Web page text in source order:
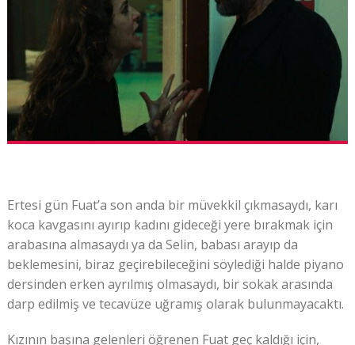
Ertesi gün Fuat’a son anda bir müvekkil çıkmasaydı, karı
koca kavgasını ayırıp kadını gideceği yere bırakmak için
arabasına almasaydı ya da Selin, babası arayıp da
beklemesini, biraz geçirebileceğini söylediği halde piyano
dersinden erken ayrılmış olmasaydı, bir sokak arasında
darp edilmiş ve tecavüze uğramış olarak bulunmayacaktı.
Kızının başına gelenleri öğrenen Fuat geç kaldığı için,